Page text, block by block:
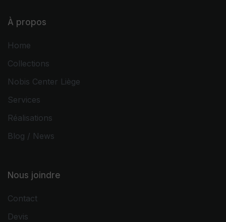
À propos
Home
Collections
Nobis Center Liège
Services
Réalisations
Blog / News
Nous joindre
Contact
Devis